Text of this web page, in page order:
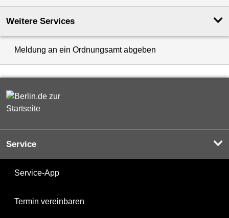
Weitere Services
Meldung an ein Ordnungsamt abgeben
Service
Service-App
Termin vereinbaren